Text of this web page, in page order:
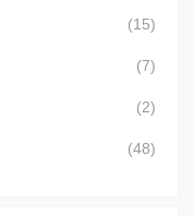
(15)
(7)
(2)
(48)